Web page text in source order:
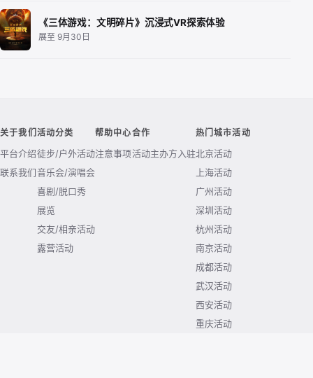
《三体游戏：文明碎片》沉浸式VR探索体验
展至 9月30日
关于我们
平台介绍
联系我们
活动分类
徒步/户外活动
音乐会/演唱会
喜剧/脱口秀
展览
交友/相亲活动
露营活动
帮助中心
注意事项
合作
活动主办方入驻
热门城市活动
北京活动
上海活动
广州活动
深圳活动
杭州活动
南京活动
成都活动
武汉活动
西安活动
重庆活动